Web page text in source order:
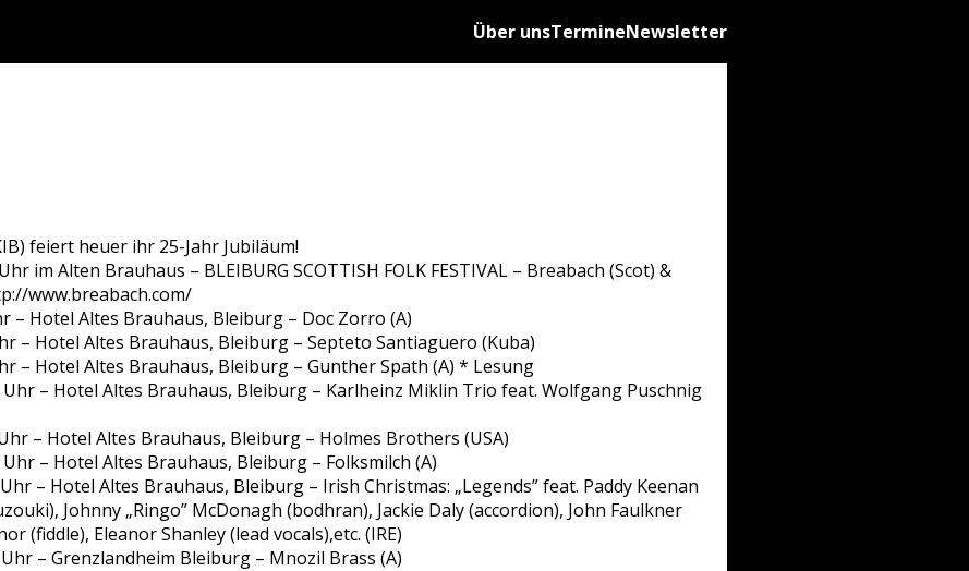
Über unsTermineNewsletter
feiert heuer ihr 25-Jahr Jubiläum!
im Alten Brauhaus – BLEIBURG SCOTTISH FOLK FESTIVAL – Breabach (Scot) &
www.breabach.com/
– Hotel Altes Brauhaus, Bleiburg – Doc Zorro (A)
– Hotel Altes Brauhaus, Bleiburg – Septeto Santiaguero (Kuba)
– Hotel Altes Brauhaus, Bleiburg – Gunther Spath (A) * Lesung
Uhr – Hotel Altes Brauhaus, Bleiburg – Karlheinz Miklin Trio feat. Wolfgang Puschnig
– Hotel Altes Brauhaus, Bleiburg – Holmes Brothers (USA)
– Hotel Altes Brauhaus, Bleiburg – Folksmilch (A)
– Hotel Altes Brauhaus, Bleiburg – Irish Christmas: „Legends” feat. Paddy Keenan
Johnny „Ringo” McDonagh (bodhran), Jackie Daly (accordion), John Faulkner
(fiddle), Eleanor Shanley (lead vocals),etc. (IRE)
– Grenzlandheim Bleiburg – Mnozil Brass (A)